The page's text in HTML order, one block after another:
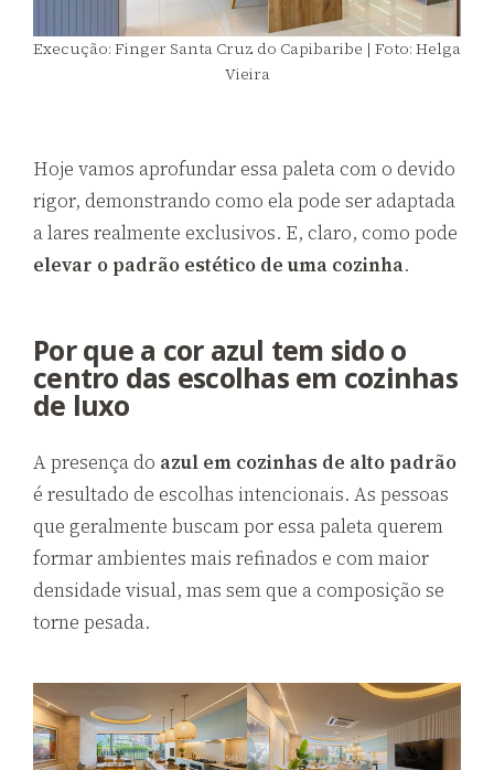
Execução: Finger Santa Cruz do Capibaribe | Foto: Helga
Vieira
Hoje vamos aprofundar essa paleta com o devido
rigor, demonstrando como ela pode ser adaptada
a lares realmente exclusivos. E, claro, como pode
elevar o padrão estético de uma cozinha.
Por que a cor azul tem sido o
centro das escolhas em cozinhas
de luxo
A presença do azul em cozinhas de alto padrão
é resultado de escolhas intencionais. As pessoas
que geralmente buscam por essa paleta querem
formar ambientes mais refinados e com maior
densidade visual, mas sem que a composição se
torne pesada.